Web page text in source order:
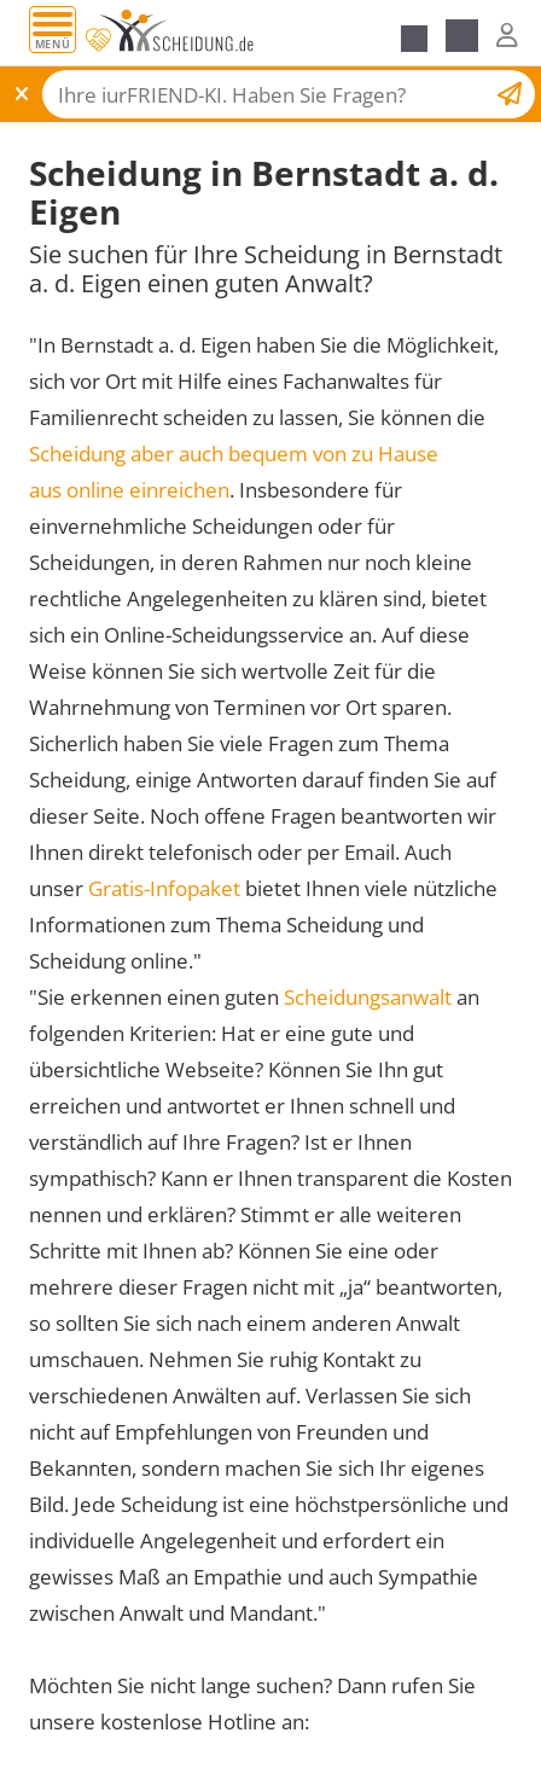
MENÜ
Scheidungsantrag
Scheidung in Bernstadt a. d.
Eigen
Sie suchen für Ihre Scheidung in Bernstadt
a. d. Eigen einen guten Anwalt?
"In Bernstadt a. d. Eigen haben Sie die Möglichkeit,
sich vor Ort mit Hilfe eines Fachanwaltes für
Familienrecht scheiden zu lassen, Sie können die
Scheidung aber auch bequem von zu Hause
aus online einreichen. Insbesondere für
einvernehmliche Scheidungen oder für
Scheidungen, in deren Rahmen nur noch kleine
rechtliche Angelegenheiten zu klären sind, bietet
sich ein Online-Scheidungsservice an. Auf diese
Weise können Sie sich wertvolle Zeit für die
Wahrnehmung von Terminen vor Ort sparen.
Sicherlich haben Sie viele Fragen zum Thema
Scheidung, einige Antworten darauf finden Sie auf
dieser Seite. Noch offene Fragen beantworten wir
Ihnen direkt telefonisch oder per Email. Auch
unser Gratis-Infopaket bietet Ihnen viele nützliche
Informationen zum Thema Scheidung und
Scheidung online."
"Sie erkennen einen guten Scheidungsanwaltan
folgenden Kriterien: Hat er eine gute und
übersichtliche Webseite? Können Sie Ihn gut
erreichen und antwortet er Ihnen schnell und
verständlich auf Ihre Fragen? Ist er Ihnen
sympathisch? Kann er Ihnen transparent die Kosten
nennen und erklären? Stimmt er alle weiteren
Schritte mit Ihnen ab? Können Sie eine oder
mehrere dieser Fragen nicht mit „ja“ beantworten,
so sollten Sie sich nach einem anderen Anwalt
umschauen. Nehmen Sie ruhig Kontakt zu
verschiedenen Anwälten auf. Verlassen Sie sich
nicht auf Empfehlungen von Freunden und
Bekannten, sondern machen Sie sich Ihr eigenes
Bild. Jede Scheidung ist eine höchstpersönliche und
individuelle Angelegenheit und erfordert ein
gewisses Maß an Empathie und auch Sympathie
zwischen Anwalt und Mandant."
Möchten Sie nicht lange suchen? Dann rufen Sie
unsere kostenlose Hotline an: